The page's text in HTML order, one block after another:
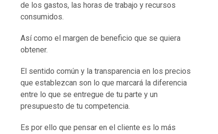
de los gastos, las horas de trabajo y recursos
consumidos.
Así como el margen de beneficio que se quiera
obtener.
El sentido común y la transparencia en los precios
que establezcan son lo que marcará la diferencia
entre lo que se entregue de tu parte y un
presupuesto de tu competencia.
Es por ello que pensar en el cliente es lo más